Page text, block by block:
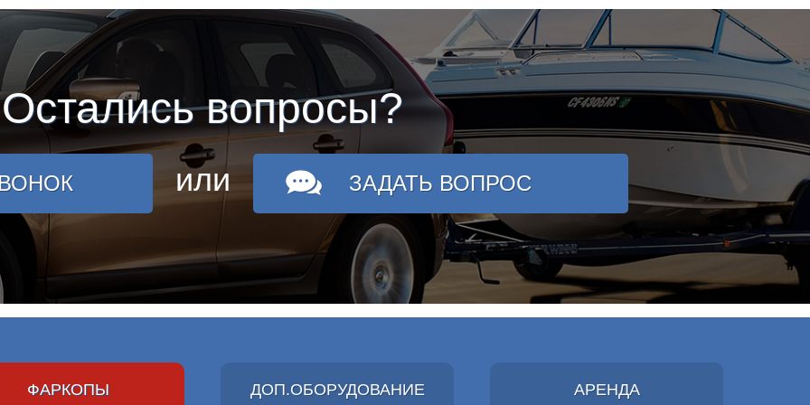
Остались вопросы?
или ЗАДАТЬ ВОПРОС
ФАРКОПЫ ДОП.ОБОРУДОВАНИЕ АРЕНДА